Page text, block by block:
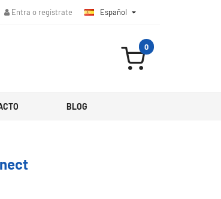
Entra o regístrate Español 
0
BLOG